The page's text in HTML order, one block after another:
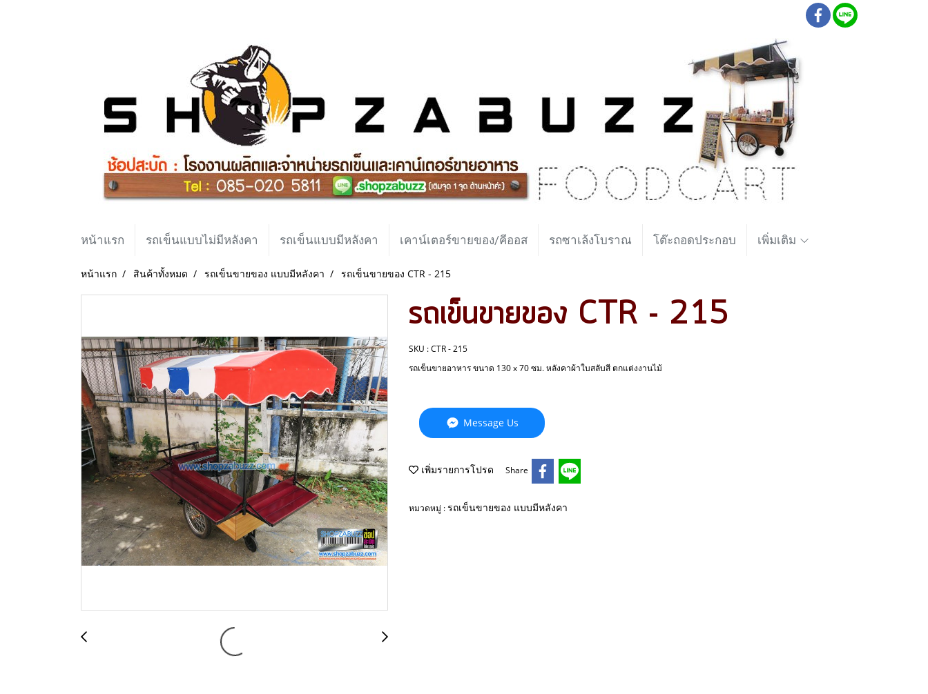
หน้าแรก รถเข็นแบบไม่มีหลังคา รถเข็นแบบมีหลังคา เคาน์เตอร์ขายของ/คีออส รถซาเล้งโบราณ โต๊ะถอดประกอบ เพิ่มเติม
หน้าแรก สินค้าทั้งหมด รถเข็นขายของ แบบมีหลังคา รถเข็นขายของ CTR - 215
รถเข็นขายของ CTR - 215
SKU : CTR - 215
รถเข็นขายอาหาร ขนาด 130 x 70 ซม. หลังคาผ้าใบสลับสี ตกแต่งงานไม้
Message Us
เพิ่มรายการโปรด Share
หมวดหมู่ :รถเข็นขายของ แบบมีหลังคา